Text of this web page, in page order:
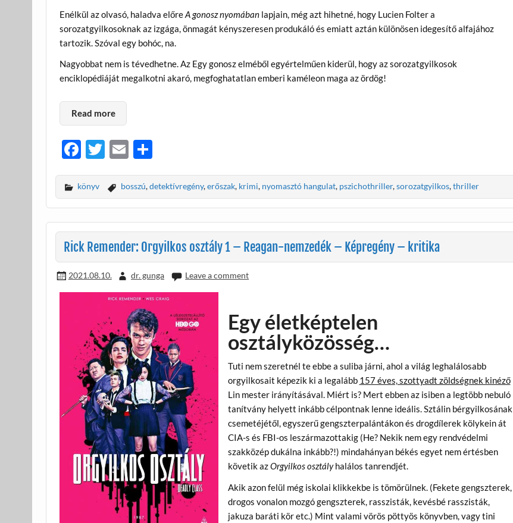
Enélkül az olvasó, haladva előreA gonosz nyomában lapjain, még azt hihetné, hogy Lucien Folter a
sorozatgyilkosoknak az izgága, önmagát kényszeresen produkáló és emiatt aztán különösen idegesítő alfajához
tartozik. Szóval egy bohóc, na.
Nagyobbat nem is tévedhetne. Az Egy gonosz elméből egyértelműen kiderül, hogy az sorozatgyilkosok
enciklopédiáját megalkotni akaró, megfoghatatlan emberi kaméleon maga az ördög!
Read more
F
e
b
o
o
k
T
itt
er
E
ail za
m
e
g
könyv bosszú,detektívregény,erőszak, krimi, nyomasztó hangulat, pszichothriller,sorozatgyilkos,thriller
Rick Remender: Orgyilkos osztály 1 – Reagan-nemzedék – Képregény – kritika
2021.08.10. dr. gunga Leave a comment
Egy életképtelen
osztályközösség…
Tuti nem szeretnél te ebbe a suliba járni, ahol a világ leghalálosabb
orgyilkosait képezik ki a legalább 157 éves, szottyadt zöldségnek kinéző
Lin mester irányításával. Miért is? Mert ebben az isiben a legtöbb nebuló
tanítvány helyett inkább célpontnak lenne ideális. Sztálin bérgyilkosának
csemetéjétől, egyszerű gengszterpalántákon és drogdílerek kölykein át
CIA-s és FBI-os leszármazottakig (He? Nekik nem egy rendvédelmi
szakközép dukálna inkább?!) mindahányan békés egyet nem értésben
követik azOrgyilkos osztályhalálos tanrendjét.
Akik azon felül még iskolai klikkekbe is tömörülnek. (Fekete gengszterek,
drogos vonalon mozgó gengszterek, rasszisták, kevésbé rasszisták,
jakuza baráti kör etc.) Mint valami vörös pöttyös könyvben, vagy tini